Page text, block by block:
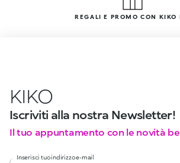
REGALI E PROMO CON KIKO
KIKO
Iscriviti alla nostra Newsletter!
Il tuo appuntamento con le novità
Inserisci tuo indirizzo e-mail